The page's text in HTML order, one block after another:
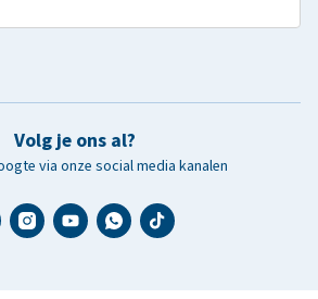
Volg je ons al?
via onze social media kanalen